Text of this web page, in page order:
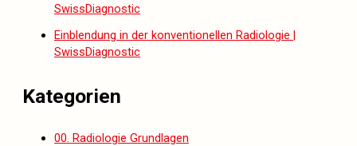
SwissDiagnostic
Einblendung in der konventionellen Radiologie |
SwissDiagnostic
Kategorien
00. Radiologie Grundlagen